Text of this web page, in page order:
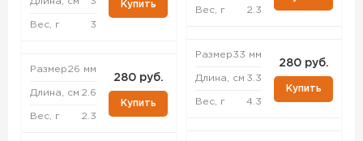
Вес, г 3
Купить
Размер26 мм
Длина, см 2.6
Вес, г 2.3
280 руб.
Купить
Вес, г 2.3
Размер33 мм
Длина, см 3.3
Вес, г 4.3
280 руб.
Купить